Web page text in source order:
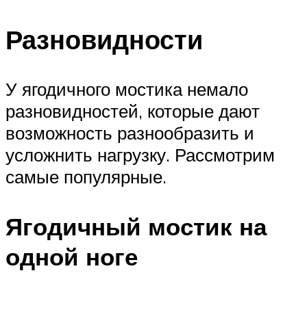
Разновидности
У ягодичного мостика немало
разновидностей, которые дают
возможность разнообразить и
усложнить нагрузку. Рассмотрим
самые популярные.
Ягодичный мостик на
одной ноге